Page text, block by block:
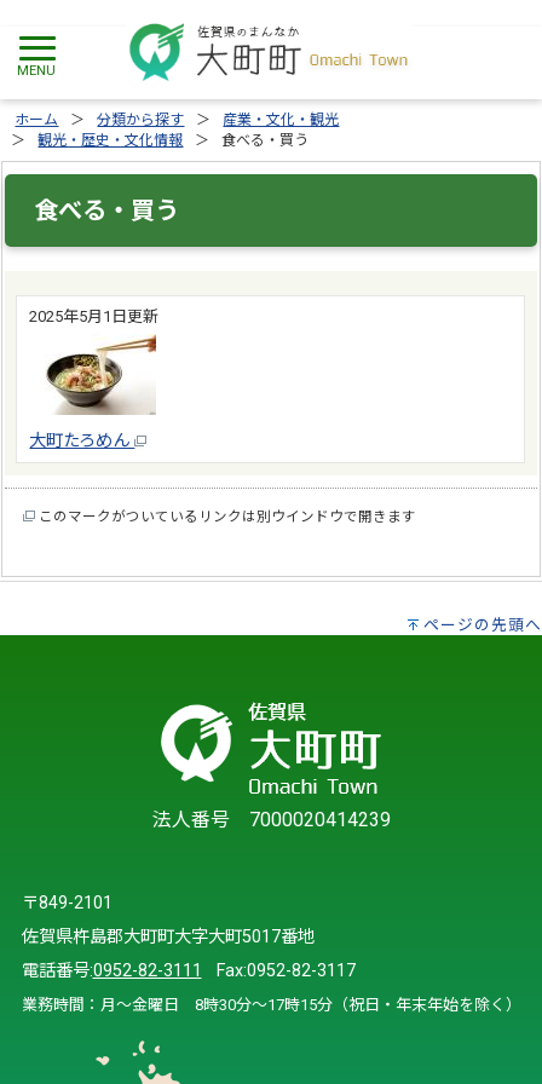
ホーム 分類から探す
産業・文化・観光
観光・歴史・文化情報
食べる・買う
食べる・買う
2025年5月1日更新
大町たろめん
このマークがついているリンクは別ウインドウで開きます
ページの先頭へ
法人番号 7000020414239
〒849-2101
佐賀県杵島郡大町町大字大町5017番地
電話番号:0952-82-3111 Fax:0952-82-3117
業務時間：月～金曜日 8時30分～17時15分（祝日・年末年始を除く）